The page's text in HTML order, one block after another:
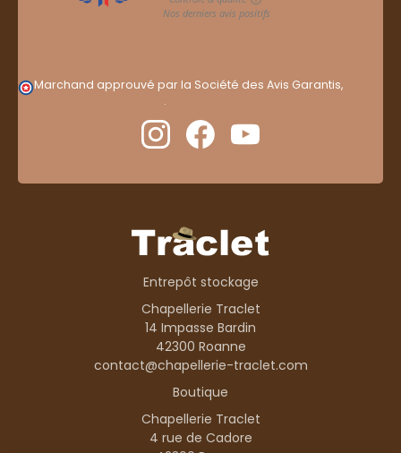
Marchand approuvé par la Société des Avis Garantis,
.
Entrepôt stockage
Chapellerie Traclet
14 Impasse Bardin
42300 Roanne
contact@chapellerie-traclet.com
Boutique
Chapellerie Traclet
4 rue de Cadore